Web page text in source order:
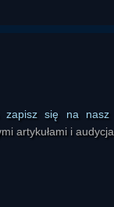
zapisz się na nasz
artykułami i